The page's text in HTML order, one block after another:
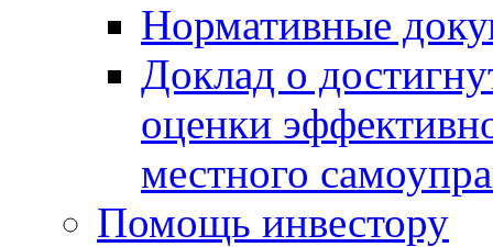
Нормативные
Доклад о
оценки
местного
Помощь инвестору